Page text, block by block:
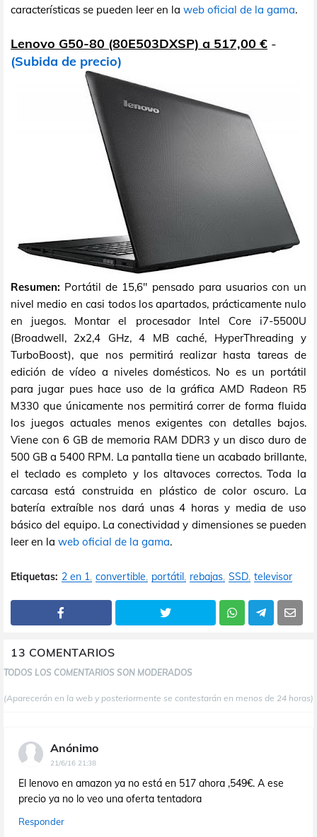
características se pueden leer en la web oficial de la gama.
Lenovo G50-80 (80E503DXSP) a 517,00 € -
(Subida de precio)
Resumen: Portátil de 15,6" pensado para usuarios con un
nivel medio en casi todos los apartados, prácticamente nulo
en juegos. Montar el procesador Intel Core i7-5500U
(Broadwell, 2x2,4 GHz, 4 MB caché, HyperThreading y
TurboBoost), que nos permitirá realizar hasta tareas de
edición de vídeo a niveles domésticos. No es un portátil
para jugar pues hace uso de la gráfica AMD Radeon R5
M330 que únicamente nos permitirá correr de forma fluida
los juegos actuales menos exigentes con detalles bajos.
Viene con 6 GB de memoria RAM DDR3 y un disco duro de
500 GB a 5400 RPM. La pantalla tiene un acabado brillante,
el teclado es completo y los altavoces correctos. Toda la
carcasa está construida en plástico de color oscuro. La
batería extraíble nos dará unas 4 horas y media de uso
básico del equipo. La conectividad y dimensiones se pueden
leer en la web oficial de la gama.
Etiquetas: 2 en 1 convertible portátil rebajas SSD televisor
13 COMENTARIOS
TODOS LOS COMENTARIOS SON MODERADOS
(Aparecerán en la web y posteriormente se contestarán en menos de 24 horas)
Anónimo
21/6/16 21:38
El lenovo en amazon ya no está en 517 ahora ,549€. A ese
precio ya no lo veo una oferta tentadora
Responder